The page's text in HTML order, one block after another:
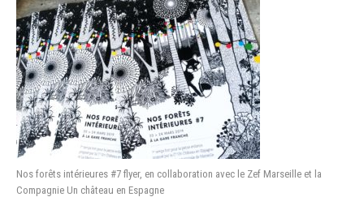
Contact
Nos forêts intérieures #7 flyer, en collaboration avec le Zef Marseille et la
Compagnie Un château en Espagne